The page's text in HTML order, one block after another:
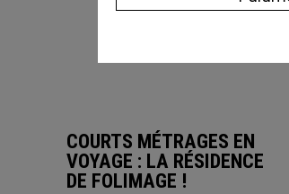
COURTS MÉTRAGES EN
VOYAGE : LA RÉSIDENCE
DE FOLIMAGE !